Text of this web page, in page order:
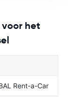
het
Rent-a-Car